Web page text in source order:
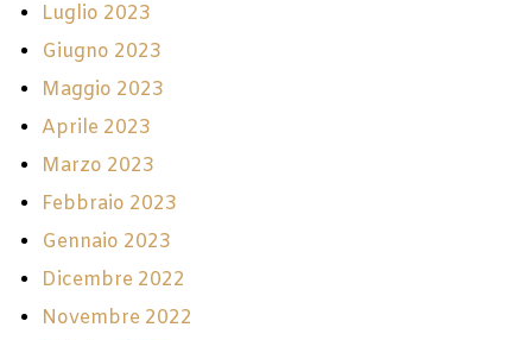
Luglio 2023
Giugno 2023
Maggio 2023
Aprile 2023
Marzo 2023
Febbraio 2023
Gennaio 2023
Dicembre 2022
Novembre 2022